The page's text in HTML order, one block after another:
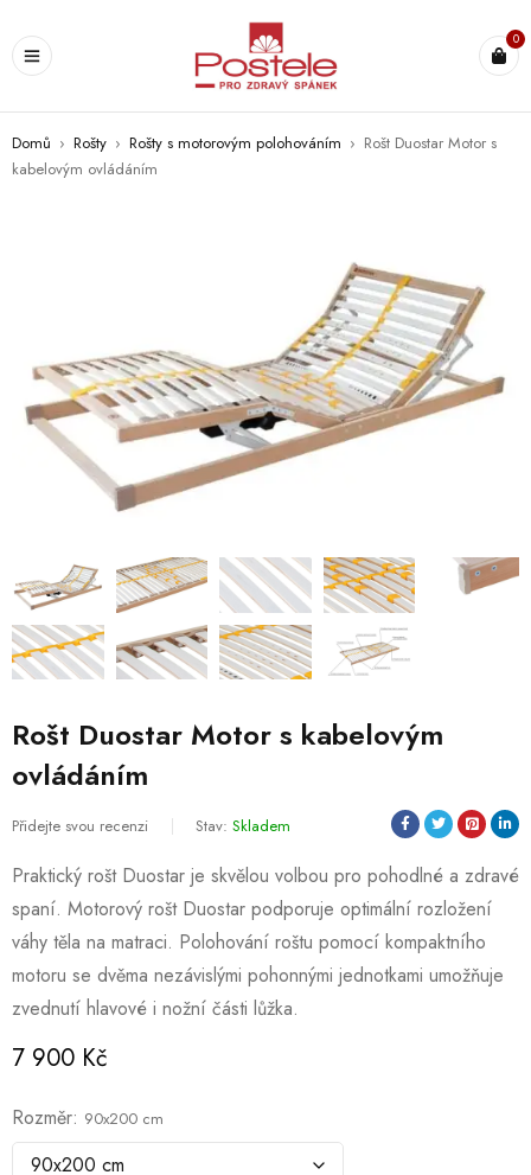
0
Domů › Rošty › Rošty s motorovým polohováním › Rošt Duostar Motor s
kabelovým ovládáním
Rošt Duostar Motor s kabelovým
ovládáním
Přidejte svou recenzi Stav: Skladem
Praktický rošt Duostar je skvělou volbou pro pohodlné a zdravé
spaní. Motorový rošt Duostar podporuje optimální rozložení
váhy těla na matraci. Polohování roštu pomocí kompaktního
motoru se dvěma nezávislými pohonnými jednotkami umožňuje
zvednutí hlavové i nožní části lůžka.
7 900 Kč
Rozměr 90x200 cm